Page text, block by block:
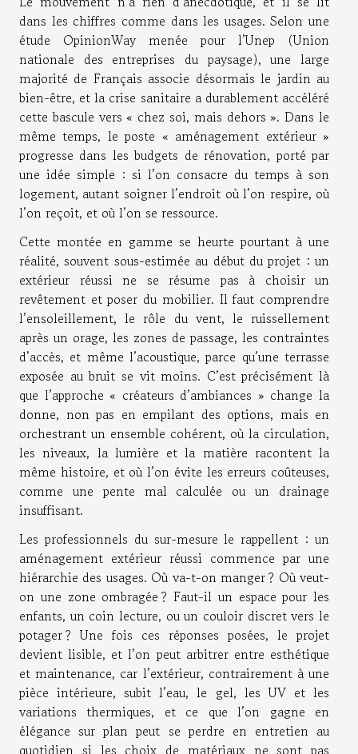
dans les chiffres comme dans les usages. Selon une
étude OpinionWay menée pour l’Unep (Union
nationale des entreprises du paysage), une large
majorité de Français associe désormais le jardin au
bien-être, et la crise sanitaire a durablement accéléré
cette bascule vers « chez soi, mais dehors ». Dans le
même temps, le poste « aménagement extérieur »
progresse dans les budgets de rénovation, porté par
une idée simple : si l’on consacre du temps à son
logement, autant soigner l’endroit où l’on respire, où
l’on reçoit, et où l’on se ressource.
Cette montée en gamme se heurte pourtant à une
réalité, souvent sous-estimée au début du projet : un
extérieur réussi ne se résume pas à choisir un
revêtement et poser du mobilier. Il faut comprendre
l’ensoleillement, le rôle du vent, le ruissellement
après un orage, les zones de passage, les contraintes
d’accès, et même l’acoustique, parce qu’une terrasse
exposée au bruit se vit moins. C’est précisément là
que l’approche « créateurs d’ambiances » change la
donne, non pas en empilant des options, mais en
orchestrant un ensemble cohérent, où la circulation,
les niveaux, la lumière et la matière racontent la
même histoire, et où l’on évite les erreurs coûteuses,
comme une pente mal calculée ou un drainage
insuffisant.
Les professionnels du sur-mesure le rappellent : un
aménagement extérieur réussi commence par une
hiérarchie des usages. Où va-t-on manger ? Où veut-
on une zone ombragée ? Faut-il un espace pour les
enfants, un coin lecture, ou un couloir discret vers le
potager ? Une fois ces réponses posées, le projet
devient lisible, et l’on peut arbitrer entre esthétique
et maintenance, car l’extérieur, contrairement à une
pièce intérieure, subit l’eau, le gel, les UV et les
variations thermiques, et ce que l’on gagne en
élégance sur plan peut se perdre en entretien au